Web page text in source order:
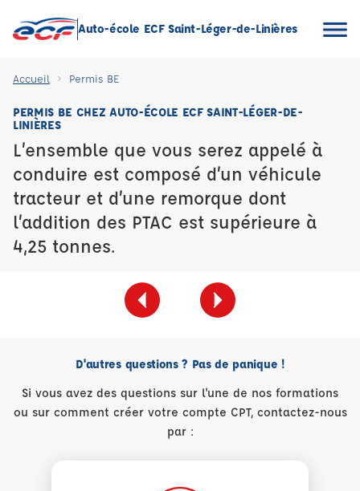
Auto-école ECF Saint-Léger-de-Linières
Accueil Permis BE
PERMIS BE CHEZ AUTO-ÉCOLE ECF SAINT-LÉGER-DE-
LINIÈRES
L’ensemble que vous serez appelé à
conduire est composé d’un véhicule
tracteur et d’une remorque dont
l’addition des PTAC est supérieure à
4,25 tonnes.
D'autres questions ? Pas de panique !
Si vous avez des questions sur l'une de nos formations
ou sur comment créer votre compte CPT, contactez-nous
par :